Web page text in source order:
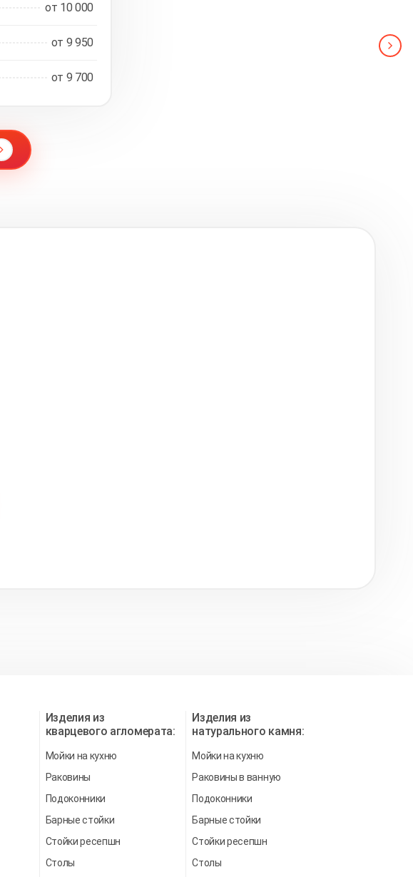
от 10 000
от 9 950
от 9 700
Изделия из
кварцевого агломерата:
Мойки на кухню
Раковины
Подоконники
Барные стойки
Стойки ресепшн
Столы
Изделия из
натурального камня:
Мойки на кухню
Раковины в ванную
Подоконники
Барные стойки
Стойки ресепшн
Столы